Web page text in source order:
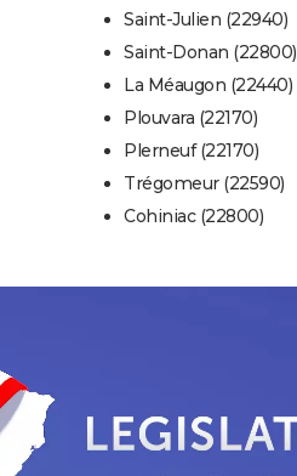
Saint-Julien (22940)
Saint-Donan (22800)
La Méaugon (22440)
Plouvara (22170)
Plerneuf (22170)
Trégomeur (22590)
Cohiniac (22800)